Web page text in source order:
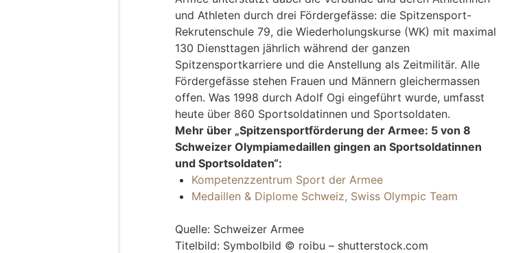
und Athleten durch drei Fördergefässe: die Spitzensport-
Rekrutenschule 79, die Wiederholungskurse (WK) mit maximal
130 Diensttagen jährlich während der ganzen
Spitzensportkarriere und die Anstellung als Zeitmilitär. Alle
Fördergefässe stehen Frauen und Männern gleichermassen
offen. Was 1998 durch Adolf Ogi eingeführt wurde, umfasst
heute über 860 Sportsoldatinnen und Sportsoldaten.
Mehr über „Spitzensportförderung der Armee: 5 von 8
Schweizer Olympiamedaillen gingen an Sportsoldatinnen
und Sportsoldaten“:
Kompetenzzentrum Sport der Armee
Medaillen & Diplome Schweiz, Swiss Olympic Team
Quelle: Schweizer Armee
Titelbild: Symbolbild © roibu – shutterstock.com